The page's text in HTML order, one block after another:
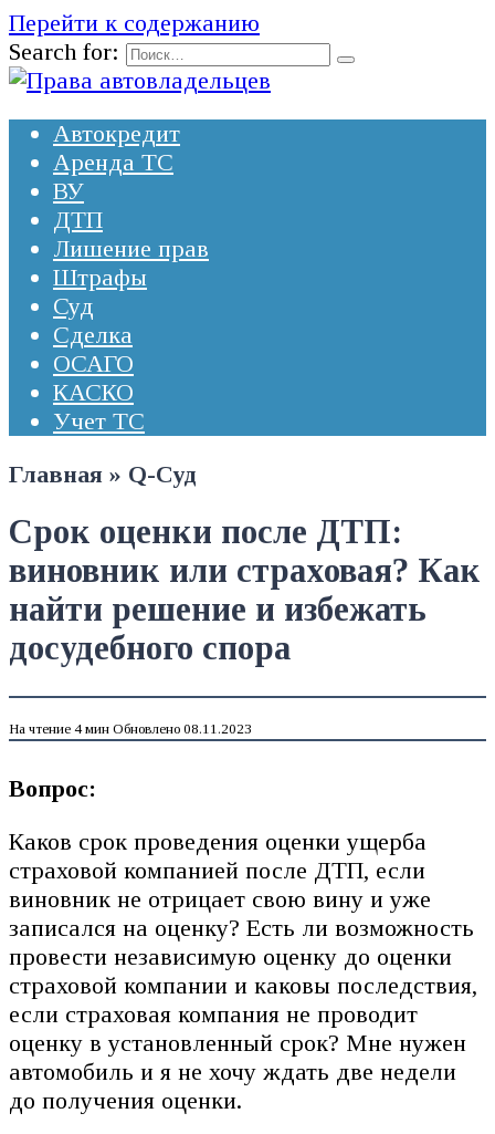
Перейти к содержанию
Search for:
Автокредит
Аренда ТС
ВУ
ДТП
Лишение прав
Штрафы
Суд
Сделка
ОСАГО
КАСКО
Учет ТС
Главная » Q-Суд
Срок оценки после ДТП:
виновник или страховая? Как
найти решение и избежать
досудебного спора
На чтение 4 мин Обновлено 08.11.2023
Вопрос:
Каков срок проведения оценки ущерба
страховой компанией после ДТП, если
виновник не отрицает свою вину и уже
записался на оценку? Есть ли возможность
провести независимую оценку до оценки
страховой компании и каковы последствия,
если страховая компания не проводит
оценку в установленный срок? Мне нужен
автомобиль и я не хочу ждать две недели
до получения оценки.